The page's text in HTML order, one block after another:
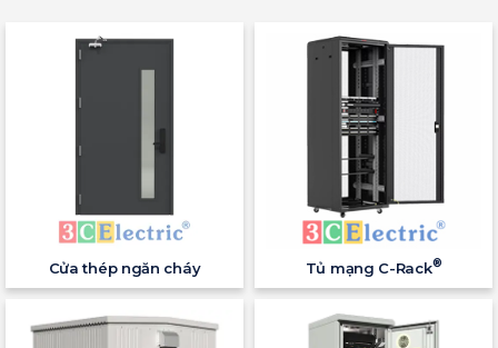
Cửa thép ngăn cháy Tủ mạng C-Rack®